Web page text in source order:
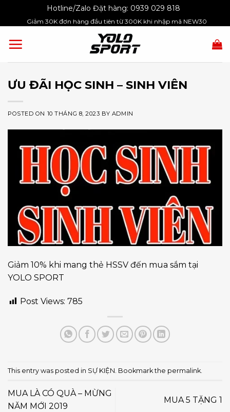
Hotline/Zalo Đặt hàng: 0939 029 818
Giảm 30K đơn hàng đầu tiên từ 300K khi nhập mã NEW30
ƯU ĐÃI HỌC SINH – SINH VIÊN
POSTED ON 10 THÁNG 8, 2023 BY ADMIN
Giảm 10% khi mang thẻ HSSV đến mua sắm tại
YOLO SPORT
Post Views: 785
This entry was posted in SỰ KIỆN . Bookmark the permalink
MUA LÀ CÓ QUÀ – MỪNG
NĂM MỚI 2019
MUA 5 TẶNG 1